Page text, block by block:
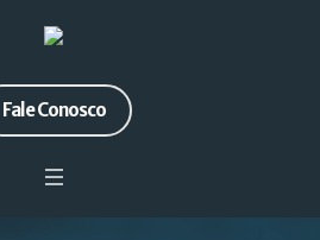
Fale Conosco